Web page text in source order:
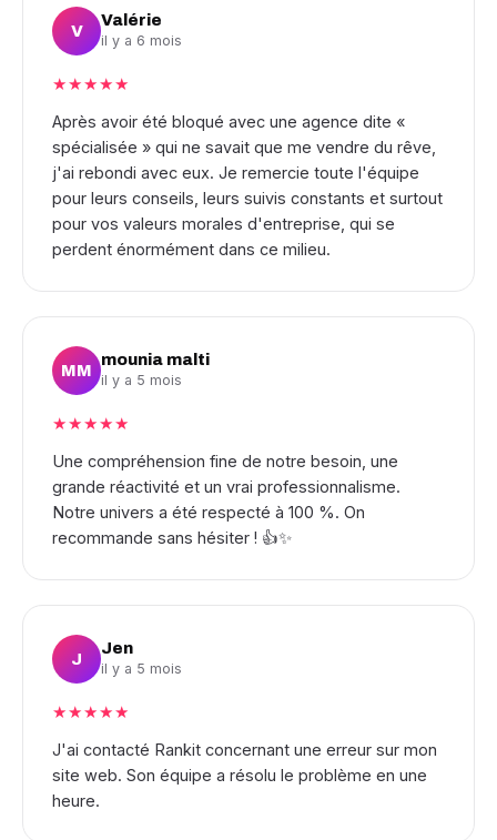
V
Valérie
il y a 6 mois
★★★★★
Après avoir été bloqué avec une agence dite «
spécialisée » qui ne savait que me vendre du rêve,
j'ai rebondi avec eux. Je remercie toute l'équipe
pour leurs conseils, leurs suivis constants et surtout
pour vos valeurs morales d'entreprise, qui se
perdent énormément dans ce milieu.
MM
mounia malti
il y a 5 mois
★★★★★
Une compréhension fine de notre besoin, une
grande réactivité et un vrai professionnalisme.
Notre univers a été respecté à 100 %. On
recommande sans hésiter ! 👍✨
J
Jen
il y a 5 mois
★★★★★
J'ai contacté Rankit concernant une erreur sur mon
site web. Son équipe a résolu le problème en une
heure.